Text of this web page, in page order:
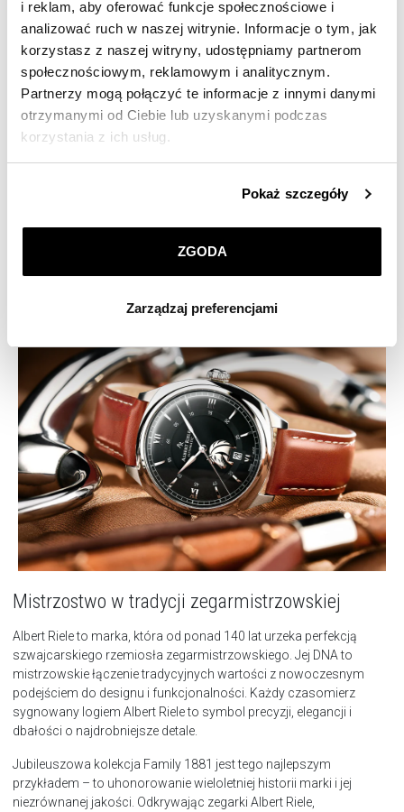
i reklam, aby oferować funkcje społecznościowe i
analizować ruch w naszej witrynie. Informacje o tym, jak
korzystasz z naszej witryny, udostępniamy partnerom
społecznościowym, reklamowym i analitycznym.
Partnerzy mogą połączyć te informacje z innymi danymi
otrzymanymi od Ciebie lub uzyskanymi podczas
korzystania z ich usług.
przez nas plików cookie znajdziesz wPolityce
korzystamy. Możesz również wybrać jaki rodzaj plików
Zarządzaj preferencjami. W każdej chwili możesz
dokonać zmiany wybranych przez Ciebie plików cookie.
Pokaż szczegóły
ZGODA
Zarządzaj preferencjami
CZYTAJ WIĘCEJ: Jak często wymieniać pasek do zegarka?
Mistrzostwo w tradycji zegarmistrzowskiej
Albert Riele to marka, która od ponad 140 lat urzeka perfekcją
szwajcarskiego rzemiosła zegarmistrzowskiego. Jej DNA to
mistrzowskie łączenie tradycyjnych wartości z nowoczesnym
podejściem do designu i funkcjonalności. Każdy czasomierz
sygnowany logiem Albert Riele to symbol precyzji, elegancji i
dbałości o najdrobniejsze detale.
Jubileuszowa kolekcja Family 1881 jest tego najlepszym
przykładem – to uhonorowanie wieloletniej historii marki i jej
niezrównanej jakości. Odkrywając zegarki Albert Riele,